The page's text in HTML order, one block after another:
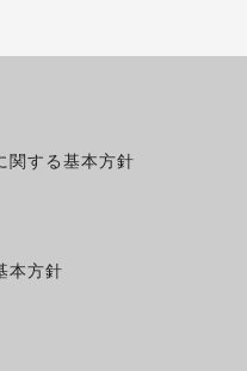
関する基本方針
本方針